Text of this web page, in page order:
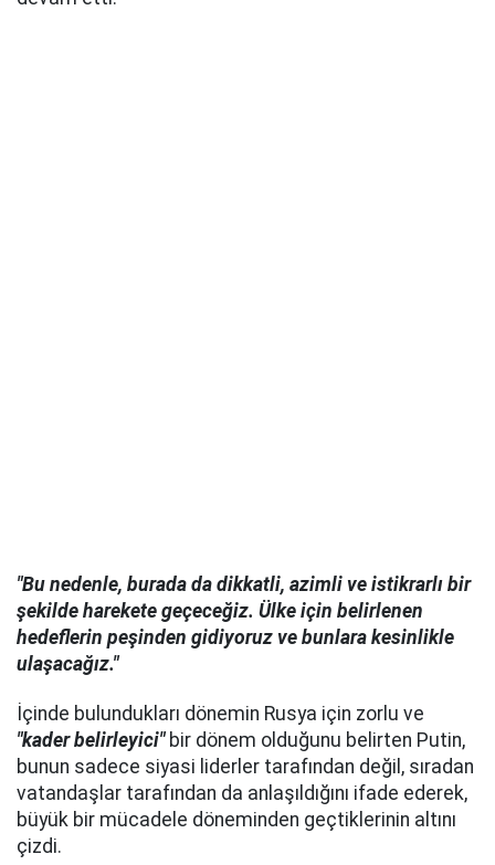
"Bu nedenle, burada da dikkatli, azimli ve istikrarlı bir
şekilde harekete geçeceğiz. Ülke için belirlenen
hedeflerin peşinden gidiyoruz ve bunlara kesinlikle
ulaşacağız."
İçinde bulundukları dönemin Rusya için zorlu ve
"kader belirleyici"bir dönem olduğunu belirten Putin,
bunun sadece siyasi liderler tarafından değil, sıradan
vatandaşlar tarafından da anlaşıldığını ifade ederek,
büyük bir mücadele döneminden geçtiklerinin altını
çizdi.